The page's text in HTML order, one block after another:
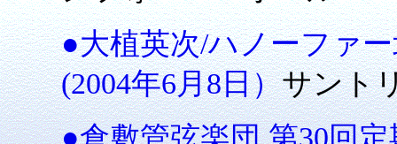
●大植英次/ハノーファ
(2004年6月8日）サント
●倉敷管弦楽団 第30回